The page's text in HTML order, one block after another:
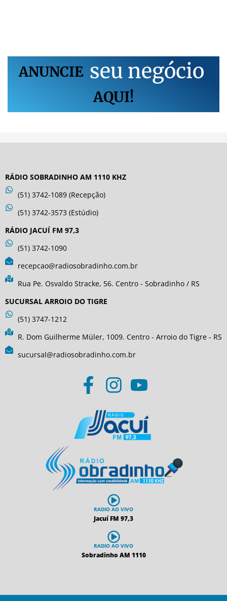
ANUNCIE seu negócio
AQUI!
RÁDIO SOBRADINHO AM 1110 KHZ
(51) 3742-1089 (Recepção)
(51) 3742-3573 (Estúdio)
RÁDIO JACUÍ FM 97,3
(51) 3742-1090
recepcao@radiosobradinho.com.br
Rua Pe. Osvaldo Stracke, 56. Centro - Sobradinho / RS
SUCURSAL ARROIO DO TIGRE
(51) 3747-1212
R. Dom Guilherme Müler, 1009. Centro - Arroio do Tigre - RS
sucursal@radiosobradinho.com.br
RADIO AO VIVO
Jacuí FM 97,3
RADIO AO VIVO
Sobradinho AM 1110